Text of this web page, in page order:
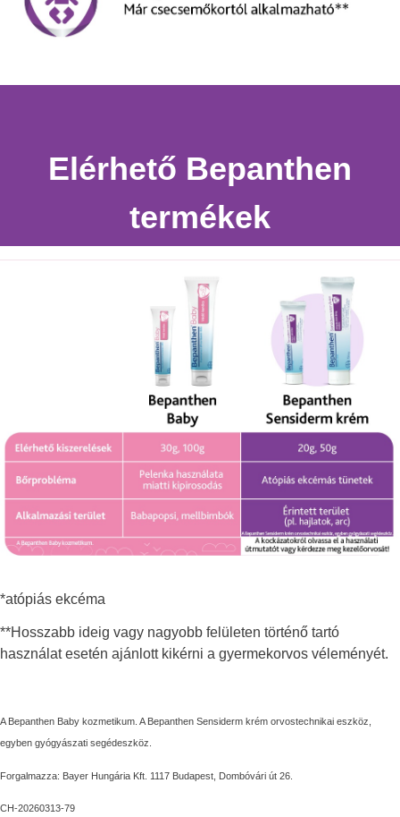
Elérhető Bepanthen
termékek
*atópiás ekcéma
**Hosszabb ideig vagy nagyobb felületen történő tartó
használat esetén ajánlott kikérni a gyermekorvos véleményét.
A Bepanthen Baby kozmetikum. A Bepanthen Sensiderm krém orvostechnikai eszköz,
egyben gyógyászati segédeszköz.
Forgalmazza: Bayer Hungária Kft. 1117 Budapest, Dombóvári út 26.
CH-20260313-79